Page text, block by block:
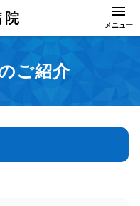
ご紹介